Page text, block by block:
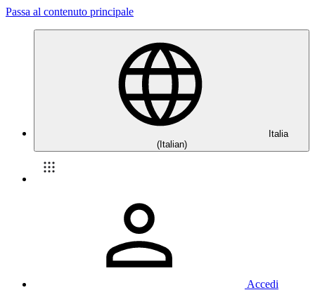
Passa al contenuto principale
Italia
(Italian)
Accedi